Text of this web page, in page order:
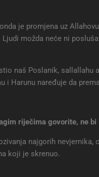
je promjena uz
možda neće ni
naš Poslanik, sallallahu
i Harunu naređuje da
riječima govorite, ne
najgorih nevjernika,
koji je skrenuo.